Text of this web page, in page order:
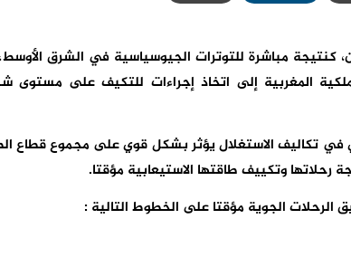
كنتيجة مباشرة للتوترات الجيوسياسية في الشرق
المغربية إلى اتخاذ إجراءات للتكيف على مستوى
في تكاليف الاستغلال يؤثر بشكل قوي على مجموع قطاع
رحلاتها وتكييف طاقتها الاستيعابية مؤقتا.
الرحلات الجوية مؤقتا على الخطوط التالية :